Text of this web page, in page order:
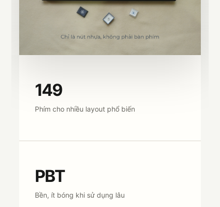
149
Phím cho nhiều layout phổ biến
PBT
Bền, ít bóng khi sử dụng lâu